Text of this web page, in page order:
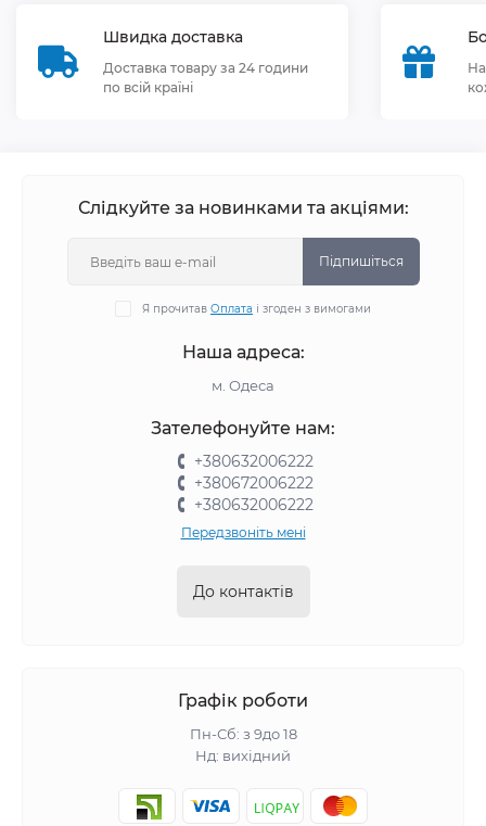
Швидка доставка
Доставка товару за 24 години
по всій країні
Слідкуйте за новинками та акціями:
Підпишіться
Я прочитав Оплата і згоден з вимогами
Наша адреса:
м. Одеса
Зателефонуйте нам:
+380632006222
+380672006222
+380632006222
Передзвоніть мені
До контактів
Графік роботи
Пн-Сб: з 9до 18
Нд: вихідний